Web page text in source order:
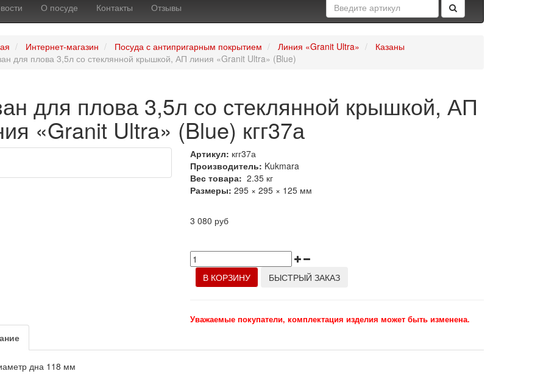
О посуде Контакты Отзывы
Интернет-магазин Посуда с антипригарным покрытием Линия «Granit Ultra»
Казаны
для плова 3,5л со стеклянной крышкой, АП линия «Granit Ultra» (Blue)
для плова 3,5л со стеклянной крышкой, АП
«Granit Ultra» (Blue) кгг37а
Артикул: кгг37а
Производитель: Kukmara
Вес товара: 2.35 кг
Размеры: 295 × 295 × 125 мм
3 080 руб
В КОРЗИНУ БЫСТРЫЙ ЗАКАЗ
Уважаемые покупатели, комплектация изделия может быть изменена.
дна 118 мм